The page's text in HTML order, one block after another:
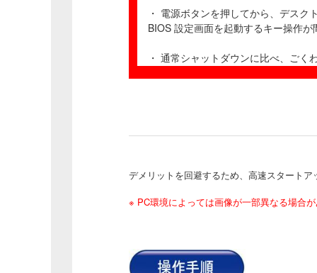
・ 電源ボタンを押してから、デス
BIOS 設定画面を起動するキー操作
・ 通常シャットダウンに比べ、ご
デメリットを回避するため、高速スタート
※ PC環境によっては画像が一部異なる場合